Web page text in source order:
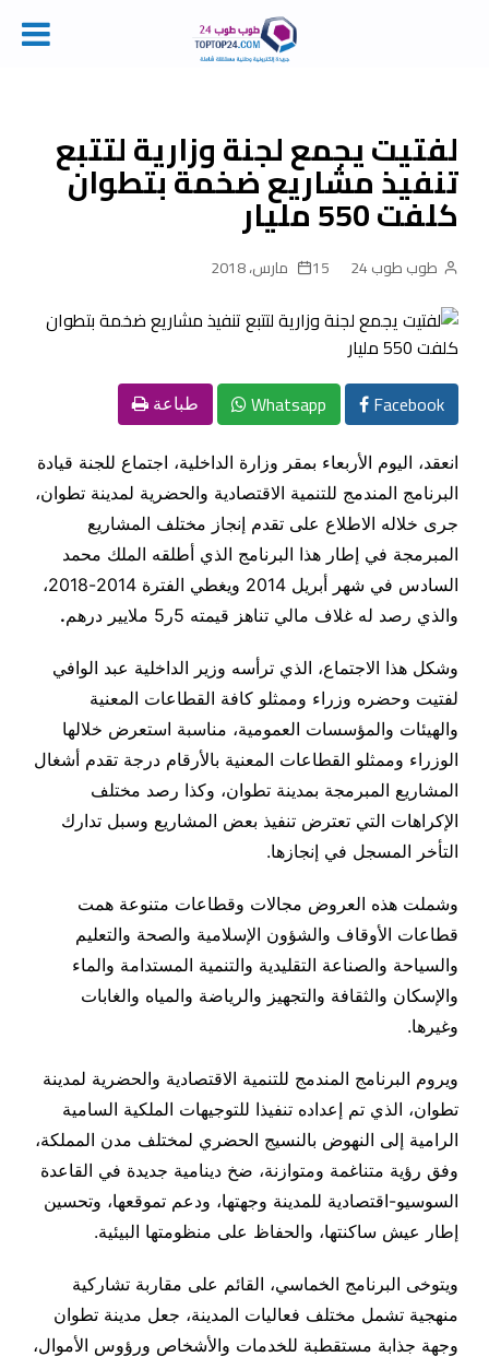
contentلفتيت يجمع لجنة وزارية لتتبع
تنفيذ مشاريع ضخمة بتطوان
كلفت 550 مليار
طوب طوب 24 15 مارس، 2018
Facebook
Whatsapp طباعة
انعقد، اليوم الأربعاء بمقر وزارة الداخلية، اجتماع للجنة قيادة
البرنامج المندمج للتنمية الاقتصادية والحضرية لمدينة تطوان،
جرى خلاله الاطلاع على تقدم إنجاز مختلف المشاريع
المبرمجة في إطار هذا البرنامج الذي أطلقه الملك محمد
السادس في شهر أبريل 2014 ويغطي الفترة 2014-2018،
والذي رصد له غلاف مالي تناهز قيمته 5ر5 ملايير درهم
.
وشكل هذا الاجتماع، الذي ترأسه وزير الداخلية عبد الوافي
لفتيت وحضره وزراء وممثلو كافة القطاعات المعنية
والهيئات والمؤسسات العمومية، مناسبة استعرض خلالها
الوزراء وممثلو القطاعات المعنية بالأرقام درجة تقدم أشغال
المشاريع المبرمجة بمدينة تطوان، وكذا رصد مختلف
الإكراهات التي تعترض تنفيذ بعض المشاريع وسبل تدارك
التأخر المسجل في إنجازها.
وشملت هذه العروض مجالات وقطاعات متنوعة همت
قطاعات الأوقاف والشؤون الإسلامية والصحة والتعليم
والسياحة والصناعة التقليدية والتنمية المستدامة والماء
والإسكان والثقافة والتجهيز والرياضة والمياه والغابات
وغيرها.
ويروم البرنامج المندمج للتنمية الاقتصادية والحضرية لمدينة
تطوان، الذي تم إعداده تنفيذا للتوجيهات الملكية السامية
الرامية إلى النهوض بالنسيج الحضري لمختلف مدن المملكة،
وفق رؤية متناغمة ومتوازنة، ضخ دينامية جديدة في القاعدة
السوسيو-اقتصادية للمدينة وجهتها، ودعم تموقعها، وتحسين
إطار عيش ساكنتها، والحفاظ على منظومتها البيئية.
ويتوخى البرنامج الخماسي، القائم على مقاربة تشاركية
منهجية تشمل مختلف فعاليات المدينة، جعل مدينة تطوان
وجهة جذابة مستقطبة للخدمات والأشخاص ورؤوس الأموال،